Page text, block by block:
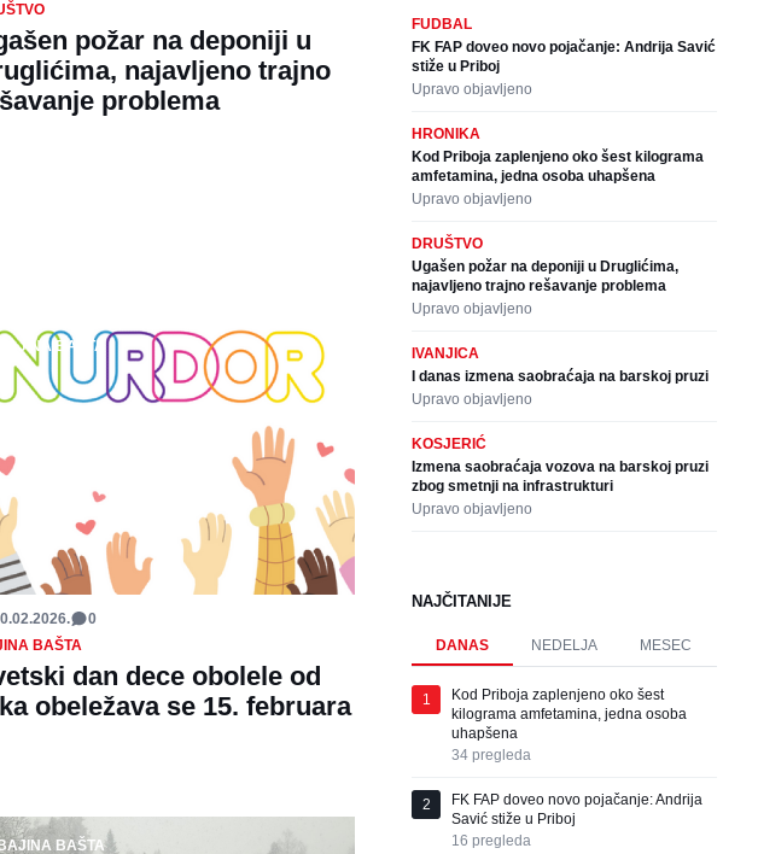
požar na deponiji u
najavljeno trajno
problema
BAJINA BAŠTA
0
BAŠTA
dan dece obolele od
obeležava se 15. februara
BAŠTA
FUDBAL
FK FAP doveo novo pojačanje: Andrija Savić
stiže u Priboj
Upravo objavljeno
HRONIKA
Kod Priboja zaplenjeno oko šest kilograma
amfetamina, jedna osoba uhapšena
Upravo objavljeno
DRUŠTVO
Ugašen požar na deponiji u Druglićima,
najavljeno trajno rešavanje problema
Upravo objavljeno
IVANJICA
I danas izmena saobraćaja na barskoj pruzi
Upravo objavljeno
KOSJERIĆ
Izmena saobraćaja vozova na barskoj pruzi
zbog smetnji na infrastrukturi
Upravo objavljeno
NAJČITANIJE
DANAS NEDELJA MESEC
1
Kod Priboja zaplenjeno oko šest
kilograma amfetamina, jedna osoba
uhapšena
34 pregleda
2
FK FAP doveo novo pojačanje: Andrija
Savić stiže u Priboj
16 pregleda